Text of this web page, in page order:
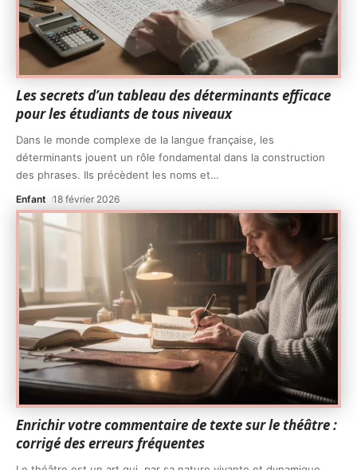
Les secrets d’un tableau des déterminants efficace
pour les étudiants de tous niveaux
Dans le monde complexe de la langue française, les
déterminants jouent un rôle fondamental dans la construction
des phrases. Ils précèdent les noms et…
Enfant 18 février 2026
Enrichir votre commentaire de texte sur le théâtre :
corrigé des erreurs fréquentes